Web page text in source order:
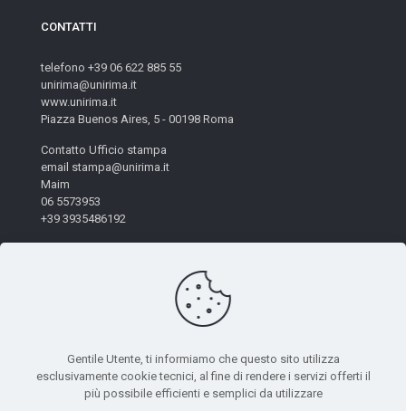
CONTATTI
telefono +39 06 622 885 55
unirima@unirima.it
www.unirima.it
Piazza Buenos Aires, 5 - 00198 Roma
Contatto Ufficio stampa
email stampa@unirima.it
Maim
06 5573953
+39 3935486192
© 2026 Unirima. All Rights Reserved. - Codice Fiscale:
Gentile Utente, ti informiamo che questo sito utilizza
esclusivamente cookie tecnici, al fine di rendere i servizi offerti il
più possibile efficienti e semplici da utilizzare